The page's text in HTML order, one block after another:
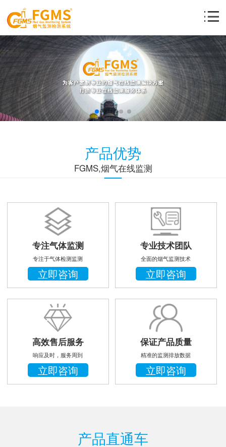
产品优势
FGMS,烟气在线监测
专注气体监测
专注于气体检测监测
立即咨询
专业技术团队
全面的烟气监测技术
立即咨询
高效售后服务
响应及时，服务周到
立即咨询
保证产品质量
精准的监测排放数据
立即咨询
产品直通车